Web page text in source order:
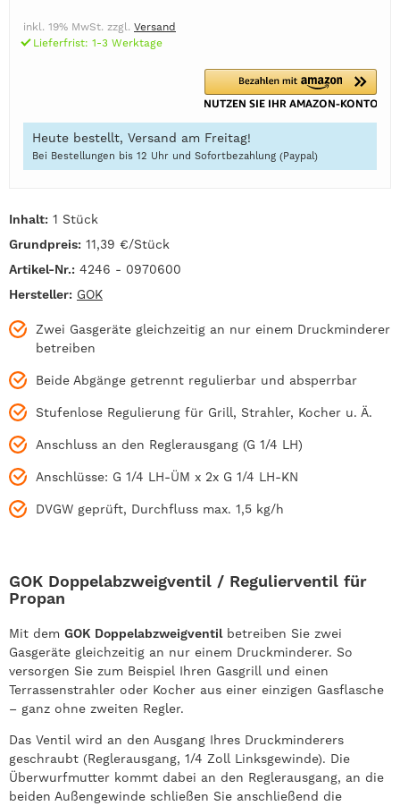
Inhalt: 1 Stück
Grundpreis: 11,39 €/Stück
Artikel-Nr.: 4246 - 0970600
Hersteller: GOK
Zwei Gasgeräte gleichzeitig an nur einem Druckminderer
betreiben
Beide Abgänge getrennt regulierbar und absperrbar
Stufenlose Regulierung für Grill, Strahler, Kocher u. Ä.
Anschluss an den Reglerausgang (G 1/4 LH)
Anschlüsse: G 1/4 LH-ÜM x 2x G 1/4 LH-KN
DVGW geprüft, Durchfluss max. 1,5 kg/h
inkl. 19% MwSt. zzgl. Versand
Lieferfrist: 1-3 Werktage
Heute bestellt, Versand am Freitag!
Bei Bestellungen bis 12 Uhr und Sofortbezahlung (Paypal)
GOK Doppelabzweigventil / Regulierventil für
Propan
Mit dem GOK Doppelabzweigventilbetreiben Sie zwei
Gasgeräte gleichzeitig an nur einem Druckminderer. So
versorgen Sie zum Beispiel Ihren Gasgrill und einen
Terrassenstrahler oder Kocher aus einer einzigen Gasflasche
– ganz ohne zweiten Regler.
Das Ventil wird an den Ausgang Ihres Druckminderers
geschraubt (Reglerausgang, 1/4 Zoll Linksgewinde). Die
Überwurfmutter kommt dabei an den Reglerausgang, an die
beiden Außengewinde schließen Sie anschließend die